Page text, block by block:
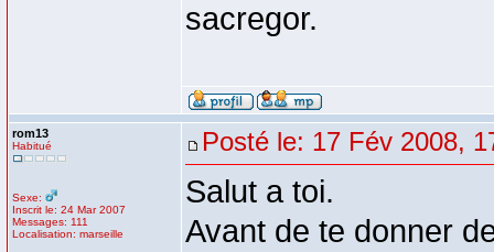
sacregor.
rom13
Habitué
Sexe:
Inscrit le: 24 Mar 2007
Messages: 111
Localisation: marseille
Posté le: 17 Fév 2008,
Salut a toi.
Avant de te donner